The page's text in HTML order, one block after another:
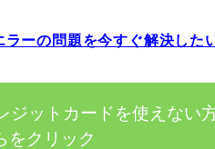
ーの問題を今すぐ解決した
ジットカードを使えない
をクリック